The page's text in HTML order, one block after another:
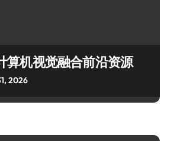
算机视觉融合前沿资源
2026